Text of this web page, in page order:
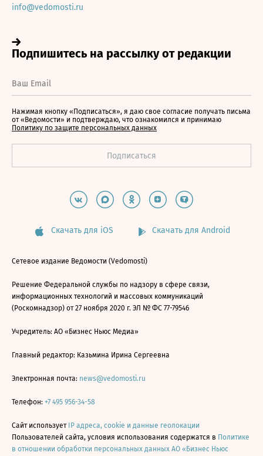
info@vedomosti.ru
Нажимая кнопку «Подписаться», я даю свое согласие получать письма
от «Ведомости» и подтверждаю, что ознакомился и принимаю
Политику по защите персональных данных
Скачать для iOS Скачать для Android
Сетевое издание Ведомости (Vedomosti)
Решение Федеральной службы по надзору в сфере связи,
информационных технологий и массовых коммуникаций
(Роскомнадзор) от 27 ноября 2020 г. ЭЛ № ФС 77-79546
Учредитель: АО «Бизнес Ньюс Медиа»
Главный редактор: Казьмина Ирина Сергеевна
Электронная почта: news@vedomosti.ru
Телефон: +7 495 956-34-58
Сайт использует IP адреса, cookie и данные геолокации
Пользователей сайта, условия использования содержатся в Политике
в отношении обработки персональных данных АО «Бизнес Ньюс